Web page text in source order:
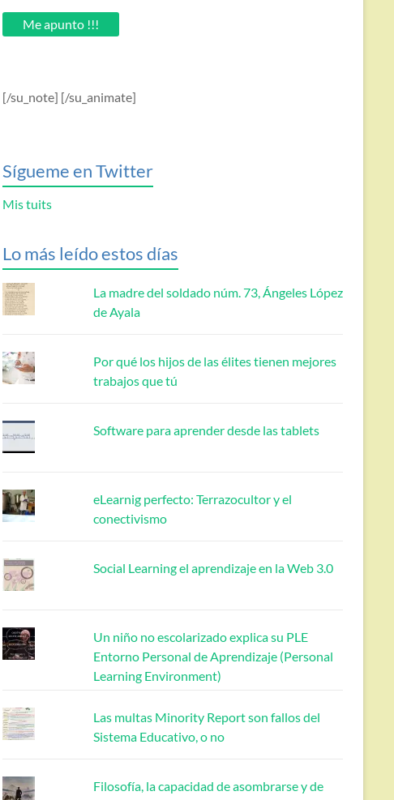
email.Me apunto !!!
[/su_note] [/su_animate]
Sígueme en Twitter
Mis tuits
Lo más leído estos días
La madre del soldado núm. 73, Ángeles López
de Ayala
Por qué los hijos de las élites tienen mejores
trabajos que tú
Software para aprender desde las tablets
eLearnig perfecto: Terrazocultor y el
conectivismo
Social Learning el aprendizaje en la Web 3.0
Un niño no escolarizado explica su PLE
Entorno Personal de Aprendizaje (Personal
Learning Environment)
Las multas Minority Report son fallos del
Sistema Educativo, o no
Filosofía, la capacidad de asombrarse y de